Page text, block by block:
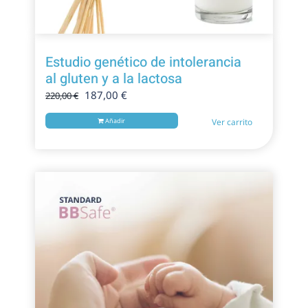
Estudio genético de intolerancia
al gluten y a la lactosa
220,00€ El
precio
original
187,00 €El
precio
Ver carrito
Añadir